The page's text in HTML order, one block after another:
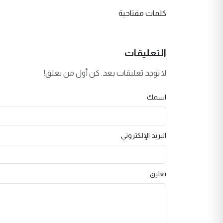
كلمات مفتاحية
التعليقات
لا توجد تعليقات بعد. كن أول من يعلق!
اسمك
البريد الإلكتروني
تعليق